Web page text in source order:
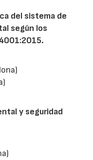
del sistema de
según los
y seguridad